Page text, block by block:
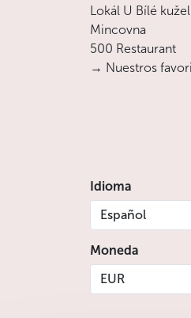
Lokál U Bílé
Mincovna
500 Restaurant
→ Nuestros
Idioma
Español
Moneda
EUR